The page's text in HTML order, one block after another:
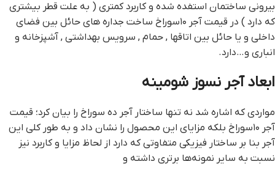
بیرونی ساختمان استفده شده و کاربرد کمتری ( به علت قطر بیشتری
که دارد ) در قیمت آجر ۱۰سوراخ ساخت جداره های حائل بین فضای
داخلی و یا حائل بین اتاقها , حمام , سرویس بهداشتی , آشپزخانه و
انباری و…دارد.
ابعاد آجر نسوز شومینه
مواردی که اشاره شد نه تنها ساختار آجر ده سوراخ را بیان کرد؛ قیمت
آجر ۱۰سوراخ بلکه مزایای این محصول را نشان داد و به طور کلی این
آجر بنا بر ساختار فیزیکی متفاوتی که دارد از لحاظ مزایا و کاربرد نیز
نسبت به سایر نمونه‌ها برتری داشته و